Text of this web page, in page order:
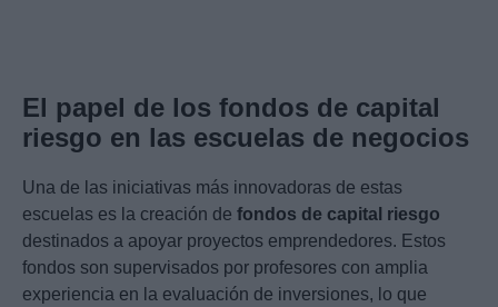
El papel de los fondos de capital
riesgo en las escuelas de negocios
Una de las iniciativas más innovadoras de estas
escuelas es la creación de fondos de capital riesgo
destinados a apoyar proyectos emprendedores. Estos
fondos son supervisados por profesores con amplia
experiencia en la evaluación de inversiones, lo que